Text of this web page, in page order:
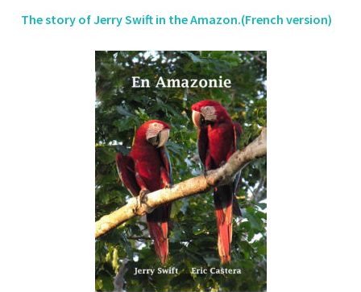
The story of Jerry Swift in the Amazon.(French version)